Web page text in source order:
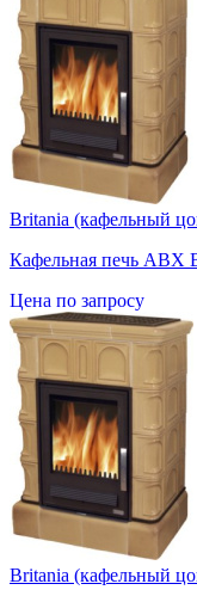
Britania (кафельный
Кафельная печь ABX
Цена по запросу
Britania (кафельный